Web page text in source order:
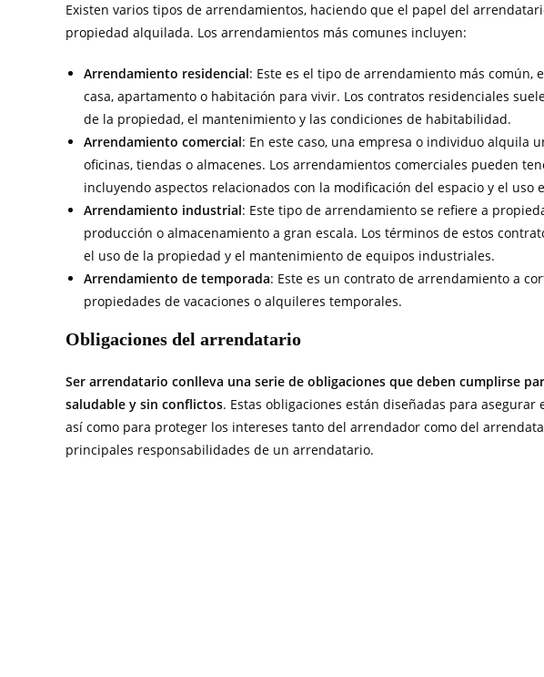
Existen varios tipos de arrendamientos, haciendo que el papel del
propiedad alquilada. Los arrendamientos más comunes incluyen:
Arrendamiento residencial: Este es el tipo de arrendamiento más
casa, apartamento o habitación para vivir. Los contratos residenciales
de la propiedad, el mantenimiento y las condiciones de habitabilidad.
Arrendamiento comercial: En este caso, una empresa o individuo alquila
oficinas, tiendas o almacenes. Los arrendamientos comerciales pueden
incluyendo aspectos relacionados con la modificación del espacio y el uso
Arrendamiento industrial: Este tipo de arrendamiento se refiere a
producción o almacenamiento a gran escala. Los términos de estos
el uso de la propiedad y el mantenimiento de equipos industriales.
Arrendamiento de temporada: Este es un contrato de arrendamiento a
propiedades de vacaciones o alquileres temporales.
Obligaciones del arrendatario
Ser arrendatario conlleva una serie de obligaciones que deben cumplirse
saludable y sin conflictos. Estas obligaciones están diseñadas para
así como para proteger los intereses tanto del arrendador como del
principales responsabilidades de un arrendatario.